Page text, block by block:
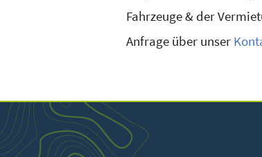
Fahrzeuge & der
Anfrage über unser